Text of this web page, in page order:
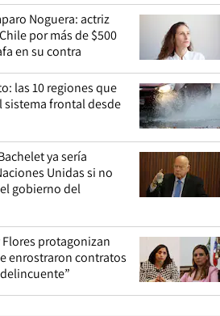
Noguera: actriz
por más de $500
en su contra
las 10 regiones que
sistema frontal desde
ya sería
Unidas si no
gobierno del
protagonizan
enrostraron contratos